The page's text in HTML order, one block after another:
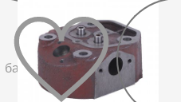
До
бажаного